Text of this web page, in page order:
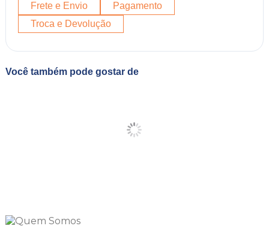
Frete e Envio
Pagamento
Troca e Devolução
Você também pode gostar de